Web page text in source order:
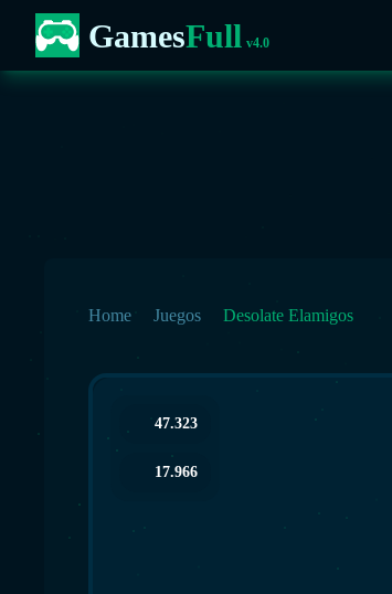
GamesFull v4.0
Home Juegos Desolate Elamigos
47.323
17.966